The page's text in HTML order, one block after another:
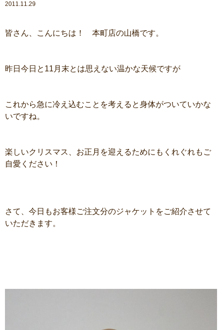
2011.11.29
皆さん、こんにちは！ 本町店の山橋です。
昨日今日と11月末とは思えない温かな天候ですが
これから急に冷え込むことを考えると身体がついていかな
いですね。
楽しいクリスマス、お正月を迎えるためにもくれぐれもご
自愛ください！
さて、今日もお客様ご注文分のジャケットをご紹介させて
いただきます。